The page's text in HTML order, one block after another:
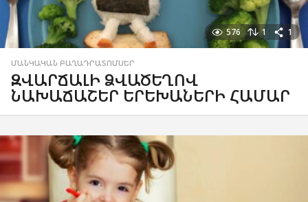
576 1 1
ՄԱՆԿԱԿԱՆ ԲԱՂԱԴՐԱՏՈՄՍԵՐ
ԶՎԱՐՃԱԼԻ ՁՎԱԾԵՂՈՎ
ՆԱԽԱՃԱՇԵՐ ԵՐԵԽԱՆԵՐԻ ՀԱՄԱՐ